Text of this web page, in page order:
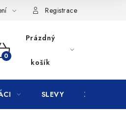
Registrace
KOŠÍK
Prázdný
košík
SLEVY ZNAČKY